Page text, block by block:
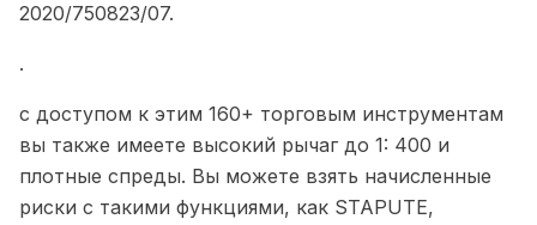
2020/750823/07.
.
с доступом к этим 160+ торговым инструментам
вы также имеете высокий рычаг до 1: 400 и
плотные спреды. Вы можете взять начисленные
риски с такими функциями, как STAPUTE,